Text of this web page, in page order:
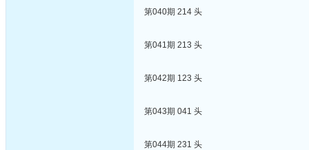
第040期 214 头
第041期 213 头
第042期 123 头
第043期 041 头
第044期 231 头